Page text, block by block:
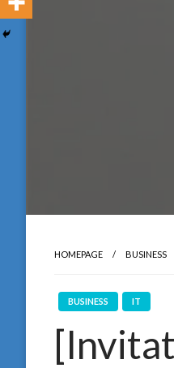
HOMEPAGE BUSINESS
BUSINESS IT